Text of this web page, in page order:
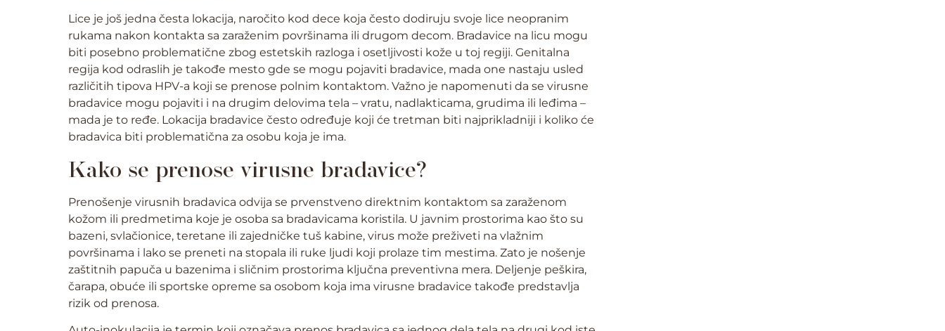
Lice je još jedna česta lokacija, naročito kod dece koja često dodiruju svoje lice neopranim
rukama nakon kontakta sa zaraženim površinama ili drugom decom. Bradavice na licu mogu
biti posebno problematične zbog estetskih razloga i osetljivosti kože u toj regiji. Genitalna
regija kod odraslih je takođe mesto gde se mogu pojaviti bradavice, mada one nastaju usled
različitih tipova HPV-a koji se prenose polnim kontaktom. Važno je napomenuti da se virusne
bradavice mogu pojaviti i na drugim delovima tela – vratu, nadlakticama, grudima ili leđima –
mada je to ređe. Lokacija bradavice često određuje koji će tretman biti najprikladniji i koliko će
bradavica biti problematična za osobu koja je ima.
Kako se prenose virusne bradavice?
Prenošenje virusnih bradavica odvija se prvenstveno direktnim kontaktom sa zaraženom
kožom ili predmetima koje je osoba sa bradavicama koristila. U javnim prostorima kao što su
bazeni, svlačionice, teretane ili zajedničke tuš kabine, virus može preživeti na vlažnim
površinama i lako se preneti na stopala ili ruke ljudi koji prolaze tim mestima. Zato je nošenje
zaštitnih papuča u bazenima i sličnim prostorima ključna preventivna mera. Deljenje peškira,
čarapa, obuće ili sportske opreme sa osobom koja ima virusne bradavice takođe predstavlja
rizik od prenosa.